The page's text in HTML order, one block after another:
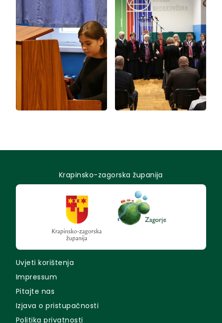
Krapinsko-zagorska županija
Uvjeti korištenja
Impressum
Pitajte nas
Izjava o pristupačnosti
Politika privatnosti